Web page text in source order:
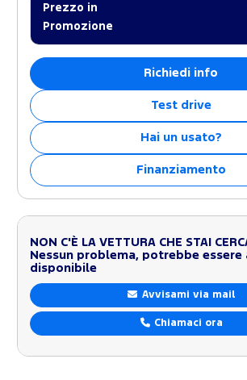
Prezzo in
Promozione
Richiedi info
Test drive
Hai un usato?
Finanziamento
NON C'È LA VETTURA CHE STAI
Nessun problema, potrebbe essere
disponibile
Avvisami via mail
Chiamaci ora